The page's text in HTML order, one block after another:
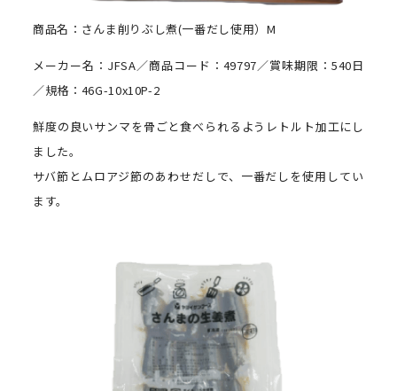
商品名：さんま削りぶし煮(一番だし使用）M
メーカー名：JFSA／商品コード：49797／賞味期限：540日
／規格：46G-10x10P-2
鮮度の良いサンマを骨ごと食べられるようレトルト加工にし
ました。
サバ節とムロアジ節のあわせだしで、一番だしを使用してい
ます。